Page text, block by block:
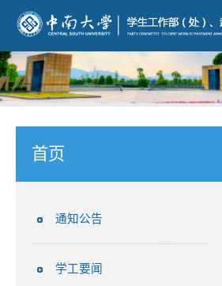
首页
通知公告
学工要闻